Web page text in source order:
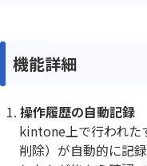
機能詳細
操作履歴の自動記録
kintone上で行われた
削除）が自動的に記